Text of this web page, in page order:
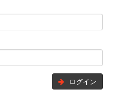
ログイン